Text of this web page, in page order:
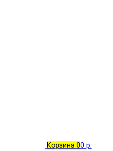
Корзина 00 р.